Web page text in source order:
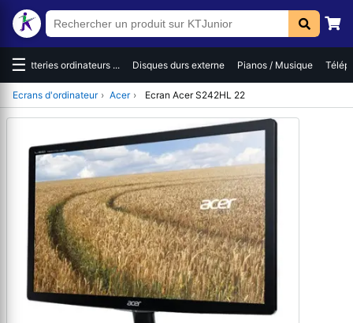
☰Batteries ordinateurs ... Disques durs externe Pianos / Musique
Ecrans d'ordinateur › Acer › Ecran Acer S242HL 22